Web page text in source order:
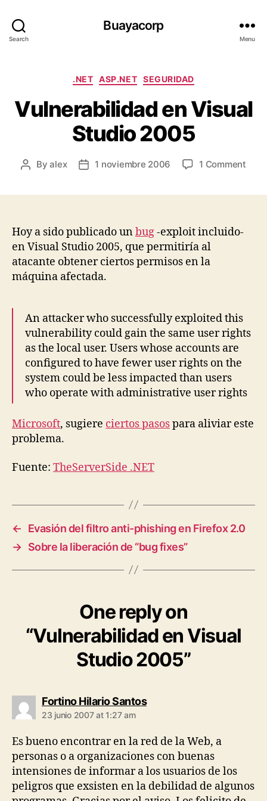
Search
Buayacorp
Menu
Categories
.NET ASP.NET SEGURIDAD
Vulnerabilidad en Visual
Studio 2005
PostByalex
Post1 noviembre 2006 1 Commenton
Hoy a sido publicado unbug-exploit incluido-
en Visual Studio 2005, que permitiría al
atacante obtener ciertos permisos en la
máquina afectada.
An attacker who successfully exploited this
vulnerability could gain the same user rights
as the local user. Users whose accounts are
configured to have fewer user rights on the
system could be less impacted than users
who operate with administrative user rights
Microsoft, sugiere ciertos pasospara aliviar este
problema.
Fuente: TheServerSide .NET
←
Evasión del filtro anti-phishing en Firefox 2.0
→ Sobre la liberación de “bug fixes”
One reply on
“Vulnerabilidad en Visual
Studio 2005”
Fortino Hilario Santossays:
23 junio 2007 at 1:27 am
Es bueno encontrar en la red de la Web, a
personas o a organizaciones con buenas
intensiones de informar a los usuarios de los
peligros que exsisten en la debilidad de algunos